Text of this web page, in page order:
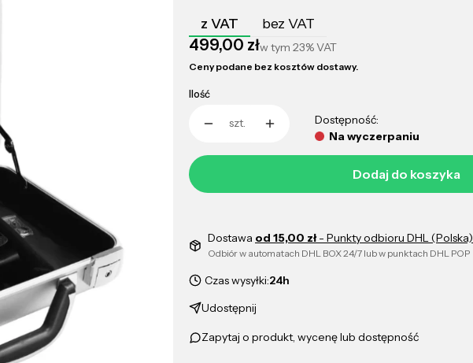
z VAT bez VAT
Cena
499,00 złw tym 23%VAT
Ceny podane bez kosztów dostawy.
Ilość
szt.
Dostępność:
Na wyczerpaniu
Dodaj do koszyka
Dostawa od 15,00 zł- Punkty odbioru DHL (Polska)
Odbiór w automatach DHL BOX 24/7 lub w punktach DHL POP
Czas wysyłki:24h
Udostępnij
Zapytaj o produkt, wycenę lub dostępność